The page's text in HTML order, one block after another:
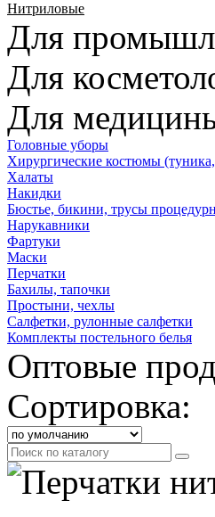
Нитриловые
Для
Для
Для
Головные уборы
Хирургические костюмы
Халаты
Накидки
Бюстье, бикини, трусы
Нарукавники
Фартуки
Маски
Перчатки
Бахилы, тапочки
Простыни, чехлы
Салфетки, рулонные салфетки
Комплекты постельного белья
Оптовые
Сортировка: